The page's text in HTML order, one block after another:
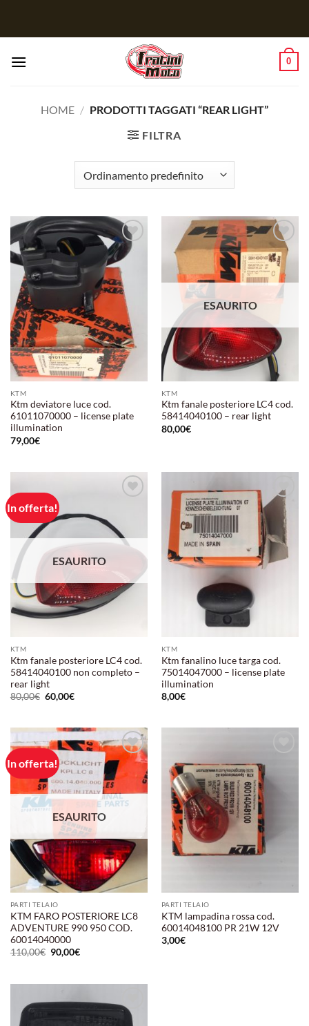
0
HOME / PRODOTTI TAGGATI “REAR LIGHT”
FILTRA
Aggiungi
alla lista
dei
desideri
KTM
Ktm deviatore luce cod.
61011070000 – license plate
illumination
79,00€
Aggiungi
alla lista
dei
desideri
ESAURITO
KTM
Ktm fanale posteriore LC4 cod.
58414040100 – rear light
80,00€
In offerta!
desideri
ESAURITO
KTM
Ktm fanale posteriore LC4 cod.
58414040100 non completo –
rear light
80,00€ Il
prezzo
80,00€.
60,00€Il
60,00€.
Aggiungi
alla lista
desideri
KTM
Ktm fanalino luce targa cod.
75014047000 – license plate
illumination
8,00€
In offerta!
Aggiungi
alla lista
desideri
ESAURITO
PARTI TELAIO
KTM FARO POSTERIORE LC8
ADVENTURE 990 950 COD.
60014040000
110,00€ Il
prezzo
110,00€.
90,00€Il
90,00€.
Aggiungi
alla lista
desideri
PARTI TELAIO
KTM lampadina rossa cod.
60014048100 PR 21W 12V
3,00€
Aggiungi